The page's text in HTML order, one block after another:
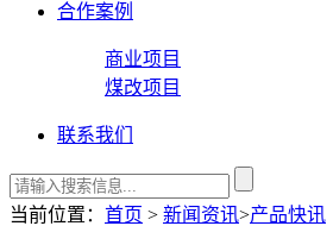
合作案例
商业项目
煤改项目
联系我们
当前位置： 首页 > 新闻资讯>产品快讯